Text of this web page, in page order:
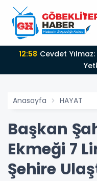
12:58
Anasayfa HAYAT
Başkan
Ekmeği 7
Şehire